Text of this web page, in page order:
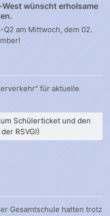
wünscht erholsame
am Mittwoch, dem 02.
für aktuelle
Schülerticket und den
RSVG!)
Gesamtschule hatten trotz